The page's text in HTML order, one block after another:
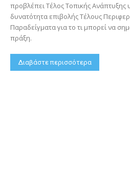
προβλέπει Τέλος Τοπικής
δυνατότητα επιβολής Τέλους
Παραδείγματα για το τι μπορεί να
πράξη.
Διαβάστε περισσότερα